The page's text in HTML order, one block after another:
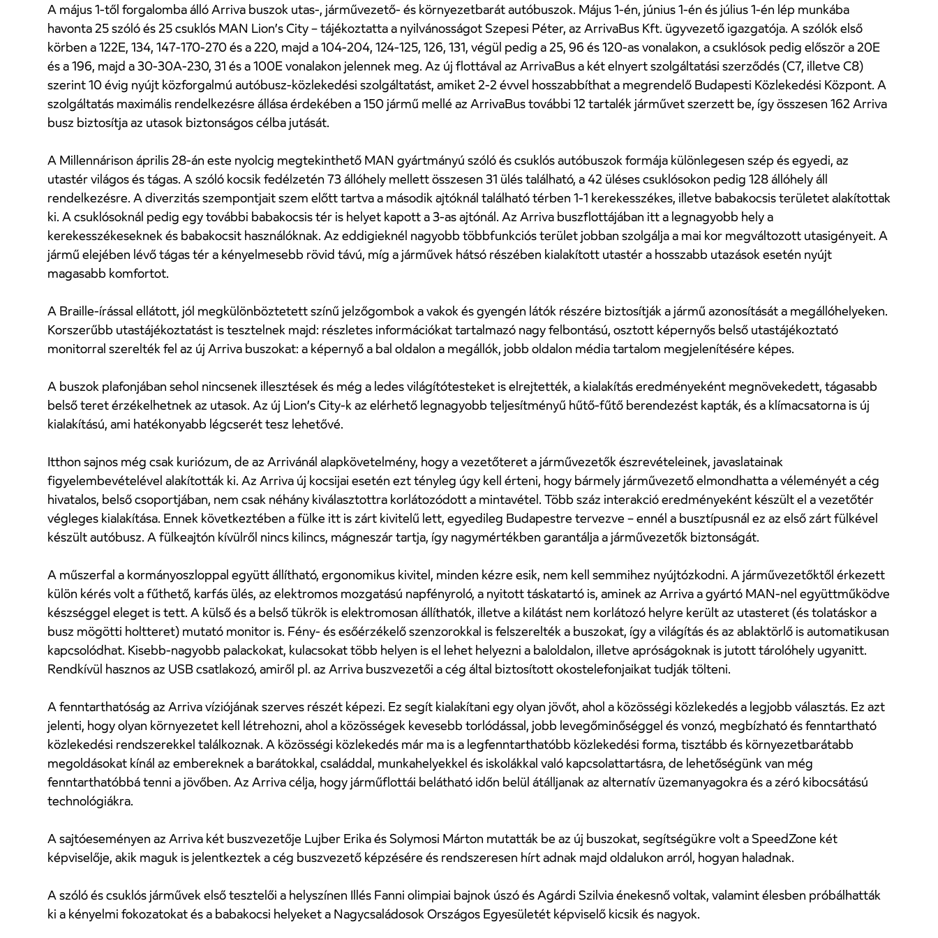
A május 1-től forgalomba álló Arriva buszok utas-, járművezető- és környezetbarát autóbuszok. Május 1-én, június 1-én és július 1-én lép munkába
havonta 25 szóló és 25 csuklós MAN Lion’s City – tájékoztatta a nyilvánosságot Szepesi Péter, az ArrivaBus Kft. ügyvezető igazgatója. A szólók első
körben a 122E, 134, 147-170-270 és a 220, majd a 104-204, 124-125, 126, 131, végül pedig a 25, 96 és 120-as vonalakon, a csuklósok pedig először a 20E
és a 196, majd a 30-30A-230, 31 és a 100E vonalakon jelennek meg. Az új flottával az ArrivaBus a két elnyert szolgáltatási szerződés (C7, illetve C8)
szerint 10 évig nyújt közforgalmú autóbusz-közlekedési szolgáltatást, amiket 2-2 évvel hosszabbíthat a megrendelő Budapesti Közlekedési Központ. A
szolgáltatás maximális rendelkezésre állása érdekében a 150 jármű mellé az ArrivaBus további 12 tartalék járművet szerzett be, így összesen 162 Arriva
busz biztosítja az utasok biztonságos célba jutását.
A Millennárison április 28-án este nyolcig megtekinthető MAN gyártmányú szóló és csuklós autóbuszok formája különlegesen szép és egyedi, az
utastér világos és tágas. A szóló kocsik fedélzetén 73 állóhely mellett összesen 31 ülés található, a 42 üléses csuklósokon pedig 128 állóhely áll
rendelkezésre. A diverzitás szempontjait szem előtt tartva a második ajtóknál található térben 1-1 kerekesszékes, illetve babakocsis területet alakítottak
ki. A csuklósoknál pedig egy további babakocsis tér is helyet kapott a 3-as ajtónál. Az Arriva buszflottájában itt a legnagyobb hely a
kerekesszékeseknek és babakocsit használóknak. Az eddigieknél nagyobb többfunkciós terület jobban szolgálja a mai kor megváltozott utasigényeit. A
jármű elejében lévő tágas tér a kényelmesebb rövid távú, míg a járművek hátsó részében kialakított utastér a hosszabb utazások esetén nyújt
magasabb komfortot.
A Braille-írással ellátott, jól megkülönböztetett színű jelzőgombok a vakok és gyengén látók részére biztosítják a jármű azonosítását a megállóhelyeken.
Korszerűbb utastájékoztatást is tesztelnek majd: részletes információkat tartalmazó nagy felbontású, osztott képernyős belső utastájékoztató
monitorral szerelték fel az új Arriva buszokat: a képernyő a bal oldalon a megállók, jobb oldalon média tartalom megjelenítésére képes.
A buszok plafonjában sehol nincsenek illesztések és még a ledes világítótesteket is elrejtették, a kialakítás eredményeként megnövekedett, tágasabb
belső teret érzékelhetnek az utasok. Az új Lion’s City-k az elérhető legnagyobb teljesítményű hűtő-fűtő berendezést kapták, és a klímacsatorna is új
kialakítású, ami hatékonyabb légcserét tesz lehetővé.
Itthon sajnos még csak kuriózum, de az Arrivánál alapkövetelmény, hogy a vezetőteret a járművezetők észrevételeinek, javaslatainak
figyelembevételével alakították ki. Az Arriva új kocsijai esetén ezt tényleg úgy kell érteni, hogy bármely járművezető elmondhatta a véleményét a cég
hivatalos, belső csoportjában, nem csak néhány kiválasztottra korlátozódott a mintavétel. Több száz interakció eredményeként készült el a vezetőtér
végleges kialakítása. Ennek következtében a fülke itt is zárt kivitelű lett, egyedileg Budapestre tervezve – ennél a busztípusnál ez az első zárt fülkével
készült autóbusz. A fülkeajtón kívülről nincs kilincs, mágneszár tartja, így nagymértékben garantálja a járművezetők biztonságát.
A műszerfal a kormányoszloppal együtt állítható, ergonomikus kivitel, minden kézre esik, nem kell semmihez nyújtózkodni. A járművezetőktől érkezett
külön kérés volt a fűthető, karfás ülés, az elektromos mozgatású napfényroló, a nyitott táskatartó is, aminek az Arriva a gyártó MAN-nel együttműködve
készséggel eleget is tett. A külső és a belső tükrök is elektromosan állíthatók, illetve a kilátást nem korlátozó helyre került az utasteret (és tolatáskor a
busz mögötti holtteret) mutató monitor is. Fény- és esőérzékelő szenzorokkal is felszerelték a buszokat, így a világítás és az ablaktörlő is automatikusan
kapcsolódhat. Kisebb-nagyobb palackokat, kulacsokat több helyen is el lehet helyezni a baloldalon, illetve apróságoknak is jutott tárolóhely ugyanitt.
Rendkívül hasznos az USB csatlakozó, amiről pl. az Arriva buszvezetői a cég által biztosított okostelefonjaikat tudják tölteni.
A fenntarthatóság az Arriva víziójának szerves részét képezi. Ez segít kialakítani egy olyan jövőt, ahol a közösségi közlekedés a legjobb választás. Ez azt
jelenti, hogy olyan környezetet kell létrehozni, ahol a közösségek kevesebb torlódással, jobb levegőminőséggel és vonzó, megbízható és fenntartható
közlekedési rendszerekkel találkoznak. A közösségi közlekedés már ma is a legfenntarthatóbb közlekedési forma, tisztább és környezetbarátabb
megoldásokat kínál az embereknek a barátokkal, családdal, munkahelyekkel és iskolákkal való kapcsolattartásra, de lehetőségünk van még
fenntarthatóbbá tenni a jövőben. Az Arriva célja, hogy járműflottái belátható időn belül átálljanak az alternatív üzemanyagokra és a zéró kibocsátású
technológiákra.
A sajtóeseményen az Arriva két buszvezetője Lujber Erika és Solymosi Márton mutatták be az új buszokat, segítségükre volt a SpeedZone két
képviselője, akik maguk is jelentkeztek a cég buszvezető képzésére és rendszeresen hírt adnak majd oldalukon arról, hogyan haladnak.
A szóló és csuklós járművek első tesztelői a helyszínen Illés Fanni olimpiai bajnok úszó és Agárdi Szilvia énekesnő voltak, valamint élesben próbálhatták
ki a kényelmi fokozatokat és a babakocsi helyeket a Nagycsaládosok Országos Egyesületét képviselő kicsik és nagyok.